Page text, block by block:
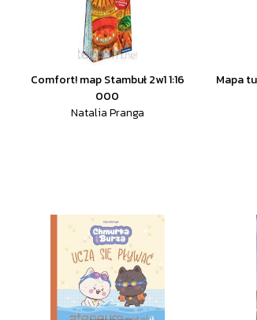
Comfort! map Stambuł 2w1 1:16
000
Natalia Pranga
Mapa